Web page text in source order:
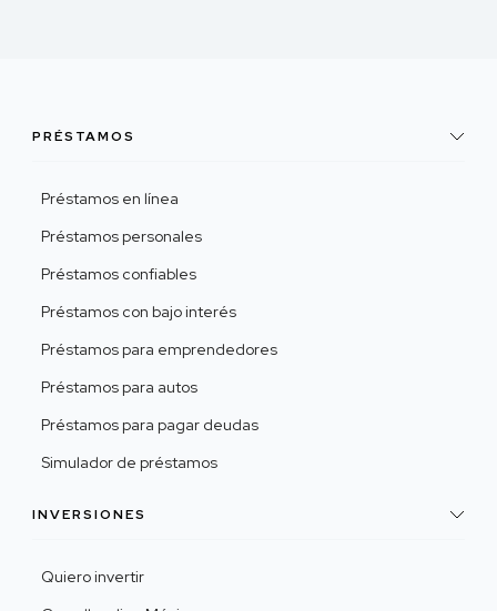
PRÉSTAMOS
Préstamos en línea
Préstamos personales
Préstamos confiables
Préstamos con bajo interés
Préstamos para emprendedores
Préstamos para autos
Préstamos para pagar deudas
Simulador de préstamos
INVERSIONES
Quiero invertir